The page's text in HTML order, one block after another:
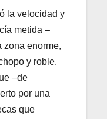
la velocidad y
metida –
zona enorme,
y roble.
–de
por una
que